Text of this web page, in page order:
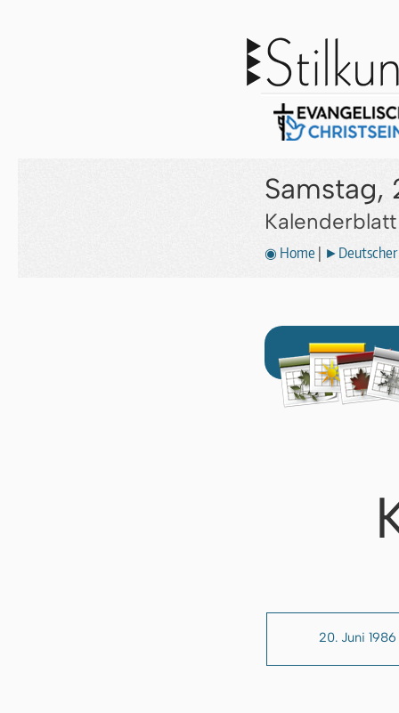
Samstag,
◉ Home ►Deutscher
20. Juni 1986